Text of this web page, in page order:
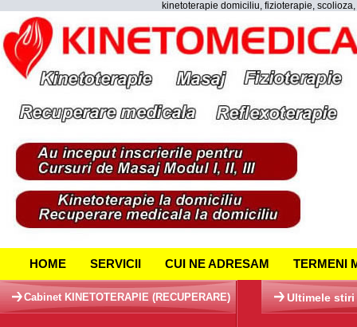
kinetoterapie domiciliu, fizioterapie,
HOME SERVICII CUI NE ADRESAM TERMENI
Cabinet KINETOTERAPIE (RECUPERARE) Ultimele stiri